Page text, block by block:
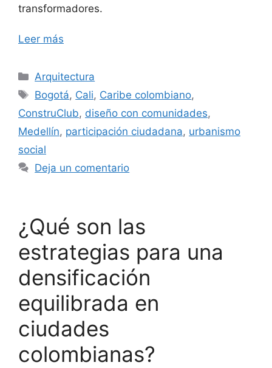
transformadores.
Leer más
Categorías
Arquitectura
Etiquetas
Bogotá, Cali, Caribe colombiano,
ConstruClub, diseño con comunidades,
Medellín, participación ciudadana, urbanismo
social
Deja un comentario
¿Qué son las
estrategias para una
densificación
equilibrada en
ciudades
colombianas?